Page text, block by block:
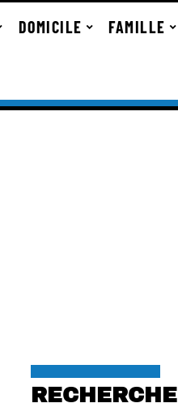
DOMICILE FAMILLE
RECHERCHE